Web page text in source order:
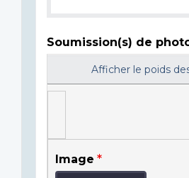
Soumission(s) de
Afficher le poids
Image